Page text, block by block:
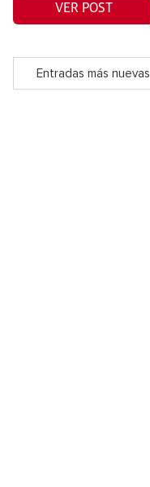
VER POST
Entradas más nuevas